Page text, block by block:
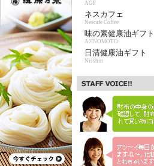
AGF
ネスカフェ
Nescafe Coffee
味の素健康油ギフト
AJINOMOTO
日清健康油ギフト
Nisshin